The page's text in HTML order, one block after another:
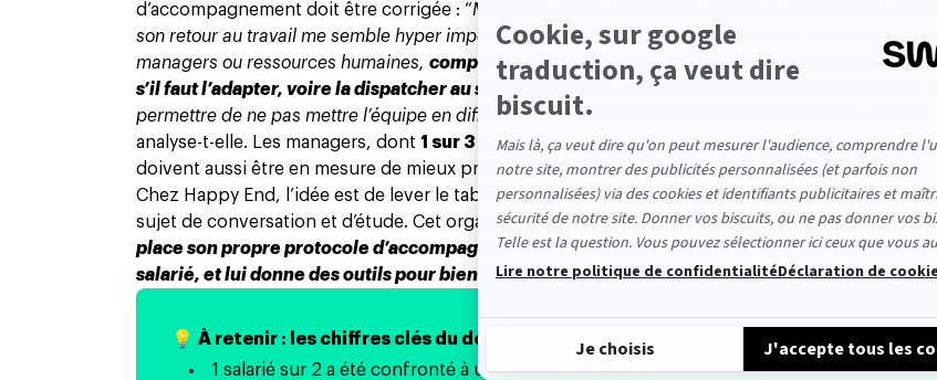
d’accompagnement doit être corrigée : “Mettre en place un entretien de retour à l’emploi pour un
son retour au travail me semble hyper important[...]c’est à travers cet entretien qu’on va pouvoir,
managers ou ressources humaines, comprendre si le salarié peut toujours maintenir sa charge
s’il faut l’adapter, voire la dispatcher au sein de l’équipe, ou même recruter pour compenser
permettre de ne pas mettre l’équipe en difficulté et de pouvoir s’assurer de la même productivité
analyse-t-elle. Les managers, dont 1 sur 3 a déjà été confronté à un collaborateur en deuil
doivent aussi être en mesure de mieux prendre en compte ces cas de figure.
Chez Happy End, l’idée est de lever le tabou sur la mort, en général et en entreprise, et d’en
sujet de conversation et d’étude. Cet organisme de formation certifié Qualiopi “ aide
place son propre protocole d’accompagnement du deuil, à écrire une procédure interne en
salarié, et lui donne des outils pour bien réagir” nous explique Sarah Dumont.
💡 À retenir : les chiffres clés du deuil en entreprise :
1 salarié sur 2 a été confronté à un deuil dans le cadre professionnel